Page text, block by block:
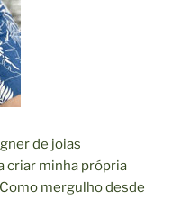
de joias
criar minha própria
mergulho desde